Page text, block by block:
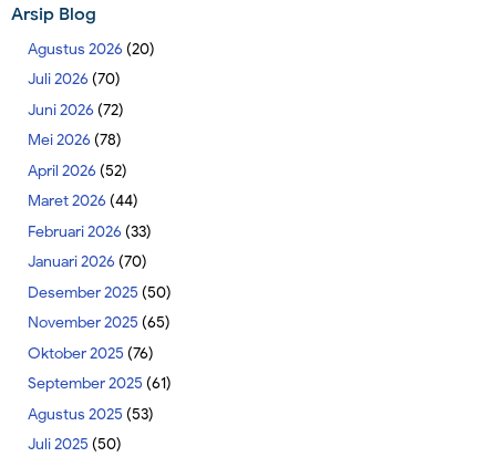
Arsip Blog
Agustus 2026 (20)
Juli 2026 (70)
Juni 2026 (72)
Mei 2026 (78)
April 2026 (52)
Maret 2026 (44)
Februari 2026 (33)
Januari 2026 (70)
Desember 2025 (50)
November 2025 (65)
Oktober 2025 (76)
September 2025 (61)
Agustus 2025 (53)
Juli 2025 (50)